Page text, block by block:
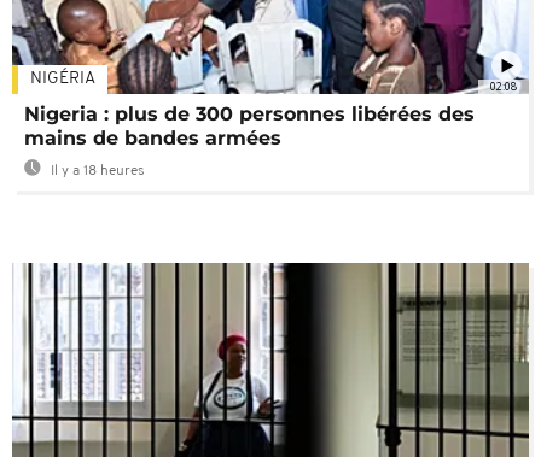
02:08
NIGÉRIA
Nigeria : plus de 300 personnes libérées des
mains de bandes armées
Il y a 18 heures